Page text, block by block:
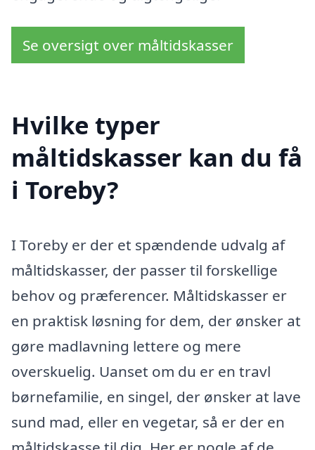
Se oversigt over måltidskasser
Hvilke typer
måltidskasser kan du få
i Toreby?
I Toreby er der et spændende udvalg af
måltidskasser, der passer til forskellige
behov og præferencer. Måltidskasser er
en praktisk løsning for dem, der ønsker at
gøre madlavning lettere og mere
overskuelig. Uanset om du er en travl
børnefamilie, en singel, der ønsker at lave
sund mad, eller en vegetar, så er der en